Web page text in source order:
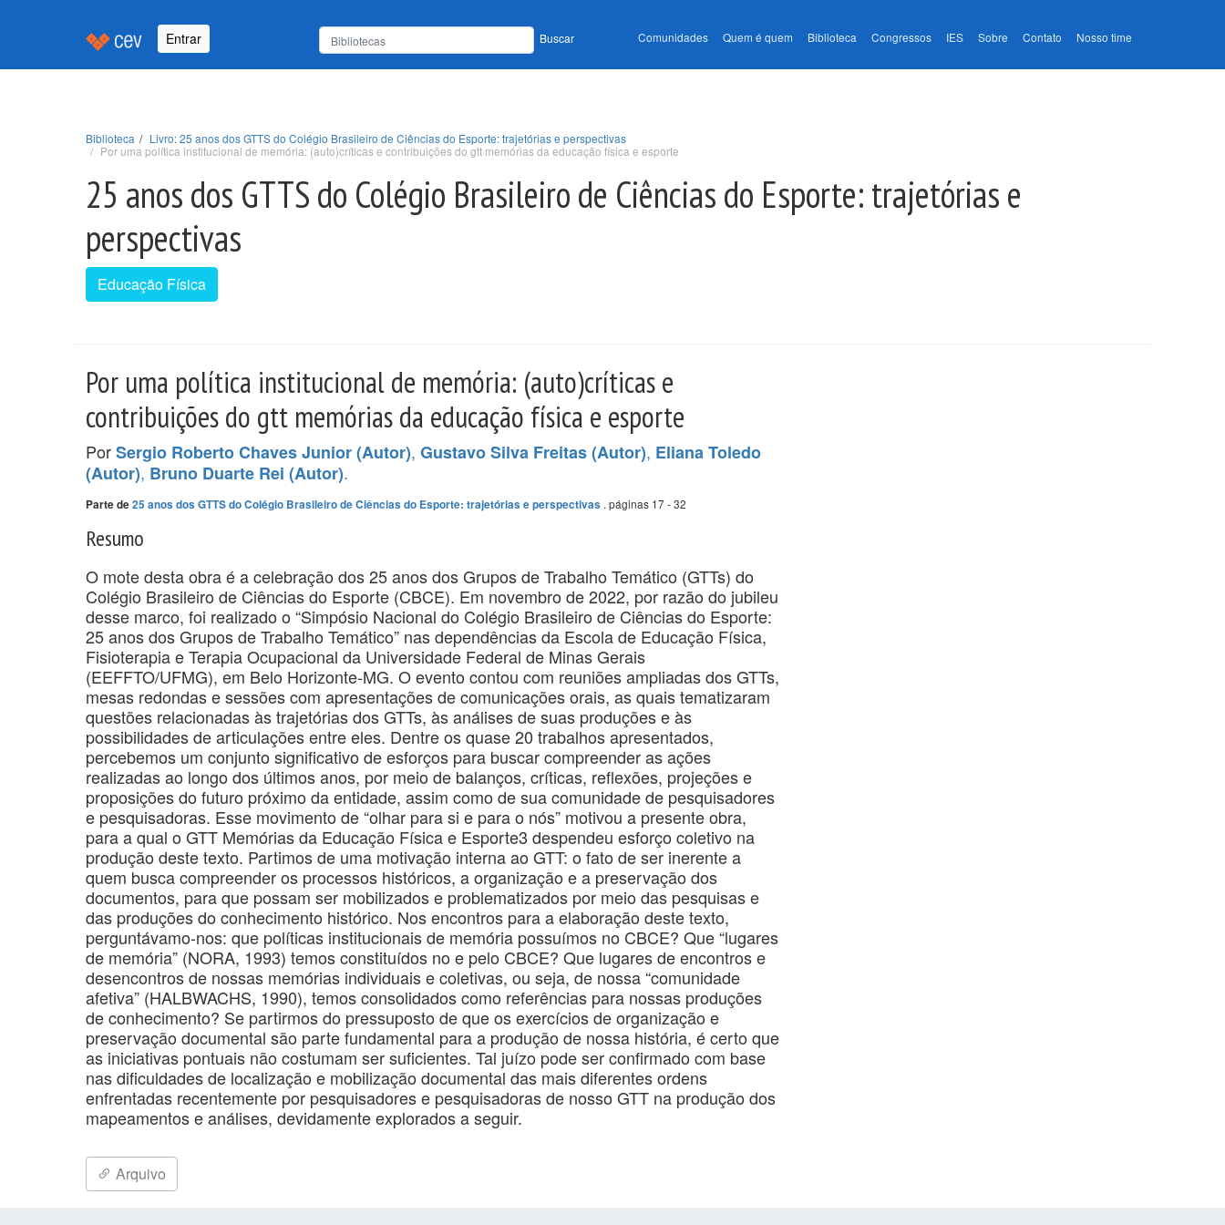
Entrar Buscar Comunidades Quem é quem Biblioteca Congressos IES Sobre Contato Nosso time
Biblioteca
Livro: 25 anos dos GTTS do Colégio Brasileiro de Ciências do Esporte: trajetórias e perspectivas
Por uma política institucional de memória: (auto)críticas e contribuições do gtt memórias da educação física e esporte
25 anos dos GTTS do Colégio Brasileiro de Ciências do Esporte: trajetórias e
perspectivas
Educação Física
Por uma política institucional de memória: (auto)críticas e
contribuições do gtt memórias da educação física e esporte
PorSergio Roberto Chaves Junior (Autor), Gustavo Silva Freitas (Autor), Eliana Toledo
(Autor), Bruno Duarte Rei (Autor).
Parte de25 anos dos GTTS do Colégio Brasileiro de Ciências do Esporte: trajetórias e perspectivas . páginas 17 - 32
Resumo
O mote desta obra é a celebração dos 25 anos dos Grupos de Trabalho Temático (GTTs) do
Colégio Brasileiro de Ciências do Esporte (CBCE). Em novembro de 2022, por razão do jubileu
desse marco, foi realizado o “Simpósio Nacional do Colégio Brasileiro de Ciências do Esporte:
25 anos dos Grupos de Trabalho Temático” nas dependências da Escola de Educação Física,
Fisioterapia e Terapia Ocupacional da Universidade Federal de Minas Gerais
(EEFFTO/UFMG), em Belo Horizonte-MG. O evento contou com reuniões ampliadas dos GTTs,
mesas redondas e sessões com apresentações de comunicações orais, as quais tematizaram
questões relacionadas às trajetórias dos GTTs, às análises de suas produções e às
possibilidades de articulações entre eles. Dentre os quase 20 trabalhos apresentados,
percebemos um conjunto significativo de esforços para buscar compreender as ações
realizadas ao longo dos últimos anos, por meio de balanços, críticas, reflexões, projeções e
proposições do futuro próximo da entidade, assim como de sua comunidade de pesquisadores
e pesquisadoras. Esse movimento de “olhar para si e para o nós” motivou a presente obra,
para a qual o GTT Memórias da Educação Física e Esporte3 despendeu esforço coletivo na
produção deste texto. Partimos de uma motivação interna ao GTT: o fato de ser inerente a
quem busca compreender os processos históricos, a organização e a preservação dos
documentos, para que possam ser mobilizados e problematizados por meio das pesquisas e
das produções do conhecimento histórico. Nos encontros para a elaboração deste texto,
perguntávamo-nos: que políticas institucionais de memória possuímos no CBCE? Que “lugares
de memória” (NORA, 1993) temos constituídos no e pelo CBCE? Que lugares de encontros e
desencontros de nossas memórias individuais e coletivas, ou seja, de nossa “comunidade
afetiva” (HALBWACHS, 1990), temos consolidados como referências para nossas produções
de conhecimento? Se partirmos do pressuposto de que os exercícios de organização e
preservação documental são parte fundamental para a produção de nossa história, é certo que
as iniciativas pontuais não costumam ser suficientes. Tal juízo pode ser confirmado com base
nas dificuldades de localização e mobilização documental das mais diferentes ordens
enfrentadas recentemente por pesquisadores e pesquisadoras de nosso GTT na produção dos
mapeamentos e análises, devidamente explorados a seguir.
Arquivo